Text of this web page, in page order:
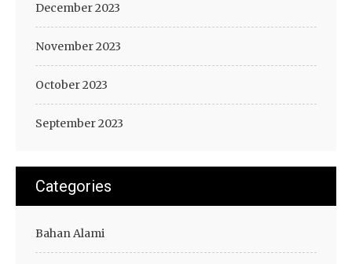
December 2023
November 2023
October 2023
September 2023
Categories
Bahan Alami